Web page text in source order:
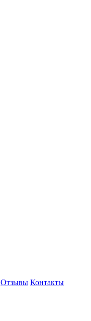
Отзывы Контакты